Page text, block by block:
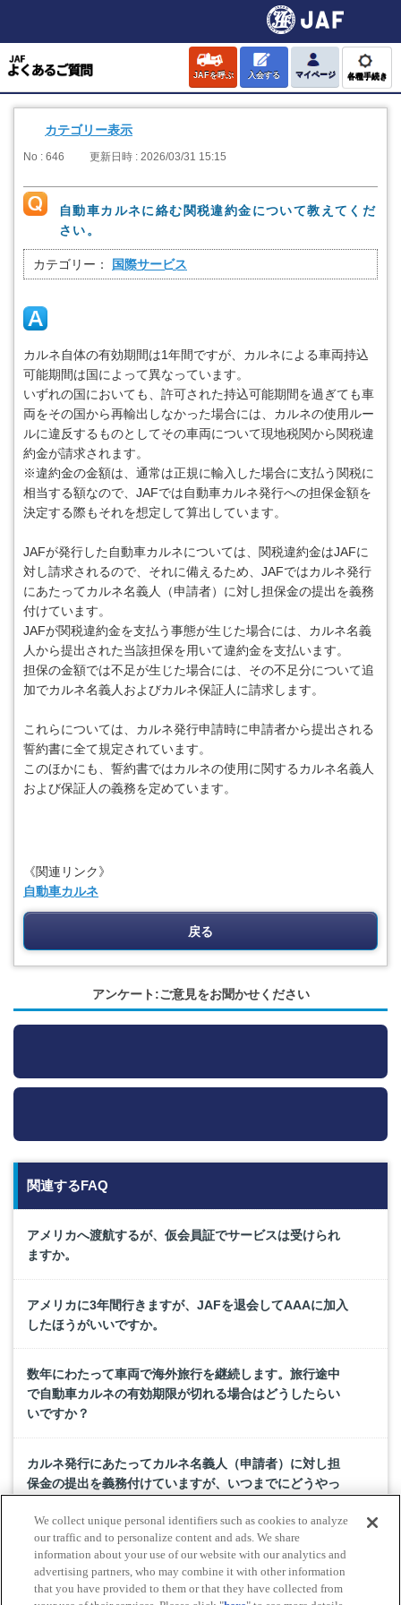
JAFを呼ぶ 入会する マイページ 各種手続き
カテゴリー表示
No : 646 更新日時 : 2026/03/31 15:15
自動車カルネに絡む関税違約金について教えてくだ
さい。
カテゴリー： 国際サービス
カルネ自体の有効期間は1年間ですが、カルネによる車両持込
可能期間は国によって異なっています。
いずれの国においても、許可された持込可能期間を過ぎても車
両をその国から再輸出しなかった場合には、カルネの使用ルー
ルに違反するものとしてその車両について現地税関から関税違
約金が請求されます。
※違約金の金額は、通常は正規に輸入した場合に支払う関税に
相当する額なので、JAFでは自動車カルネ発行への担保金額を
決定する際もそれを想定して算出しています。
JAFが発行した自動車カルネについては、関税違約金はJAFに
対し請求されるので、それに備えるため、JAFではカルネ発行
にあたってカルネ名義人（申請者）に対し担保金の提出を義務
付けています。
JAFが関税違約金を支払う事態が生じた場合には、カルネ名義
人から提出された当該担保を用いて違約金を支払います。
担保の金額では不足が生じた場合には、その不足分について追
加でカルネ名義人およびカルネ保証人に請求します。
これらについては、カルネ発行申請時に申請者から提出される
誓約書に全て規定されています。
このほかにも、誓約書ではカルネの使用に関するカルネ名義人
および保証人の義務を定めています。
《関連リンク》
自動車カルネ
戻る
アンケート:ご意見をお聞かせください
関連するFAQ
アメリカへ渡航するが、仮会員証でサービスは受けられ
ますか。
アメリカに3年間行きますが、JAFを退会してAAAに加入
したほうがいいですか。
数年にわたって車両で海外旅行を継続します。旅行途中
で自動車カルネの有効期限が切れる場合はどうしたらい
いですか？
カルネ発行にあたってカルネ名義人（申請者）に対し担
保金の提出を義務付けていますが、いつまでにどうやっ
日本在住の外国人（日本語を読めない）ですが、カルネ
発行申請ができますか？
We collect unique personal identifiers such as cookies to analyze
our traffic and to personalize content and ads. We share
information about your use of our website with our analytics and
advertising partners, who may combine it with other information
that you have provided to them or that they have collected from